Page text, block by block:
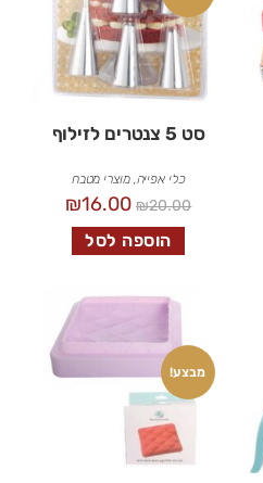
סט 5 צנטרים לזילוף
כלי אפייה,מוצרי מטבח
₪20.00
₪16.00
הוספה לסל
מבצע!